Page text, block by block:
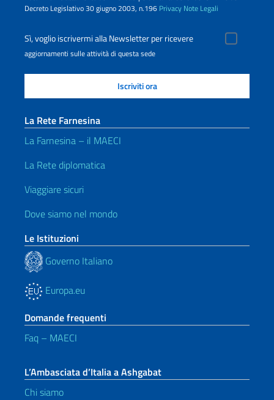
Decreto Legislativo 30 giugno 2003, n.196 Privacy Note Legali
Sì, voglio iscrivermi alla Newsletter per ricevere
aggiornamenti sulle attività di questa sede
La Rete Farnesina
La Farnesina – il MAECI
La Rete diplomatica
Viaggiare sicuri
Dove siamo nel mondo
Le Istituzioni
Governo Italiano
Europa.eu
Domande frequenti
Faq – MAECI
L’Ambasciata d’Italia a Ashgabat
Chi siamo